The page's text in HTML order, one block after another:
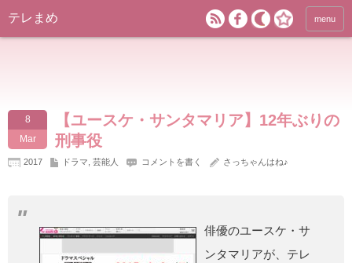
テレまめ menu
8
Mar
【ユースケ・サンタマリア】12年ぶりの
刑事役
2017 ドラマ 芸能人 コメントを書く さっちゃんはね♪
俳優のユースケ・サ
ンタマリアが、テレ